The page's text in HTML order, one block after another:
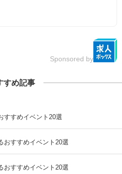
Sponsored by
すめ記事
すすめイベント20選
おすすめイベント20選
おすすめイベント20選